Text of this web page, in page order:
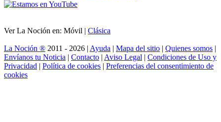
Ver La Noción en: Móvil | Clásica
La Noción ® 2011 - 2026 | Ayuda | Mapa del sitio | Quienes somos |
Envíanos tu Noticia | Contacto | Aviso Legal | Condiciones de Uso y
Privacidad | Política de cookies | Preferencias del consentimiento de
cookies